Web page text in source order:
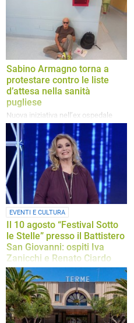
Sabino Armagno torna a
protestare contro le liste
d’attesa nella sanità
pugliese
Nuova iniziativa nell’ex ospedale
cittadino: il canosino 75enne
denuncia tempi troppo lunghi per gli
esami urgenti e chiede un intervento
della Regione Puglia
EVENTI E CULTURA
Il 10 agosto “Festival Sotto
le Stelle” presso il Battistero
San Giovanni: ospiti Iva
Zanicchi e Renato Ciardo
La serata sarò condotta da Angela
Molinari e Daniele Colacicco